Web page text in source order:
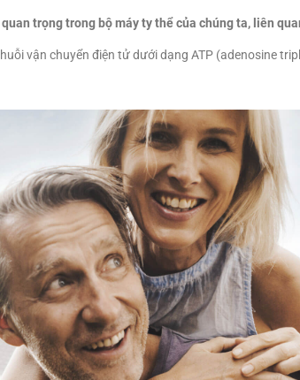
trọng trong bộ máy ty thể của chúng ta, liên
vận chuyển điện tử dưới dạng ATP (adenosine